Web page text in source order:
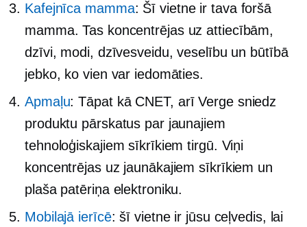
Kafejnīca mamma: Šī vietne ir tava foršā
mamma. Tas koncentrējas uz attiecībām,
dzīvi, modi, dzīvesveidu, veselību un būtībā
jebko, ko vien var iedomāties.
Apmaļu: Tāpat kā CNET, arī Verge sniedz
produktu pārskatus par jaunajiem
tehnoloģiskajiem sīkrīkiem tirgū. Viņi
koncentrējas uz jaunākajiem sīkrīkiem un
plaša patēriņa elektroniku.
Mobilajā ierīcē: šī vietne ir jūsu ceļvedis, lai